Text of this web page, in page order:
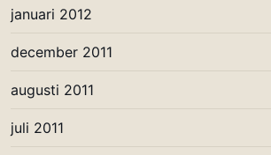
januari 2012
december 2011
augusti 2011
juli 2011